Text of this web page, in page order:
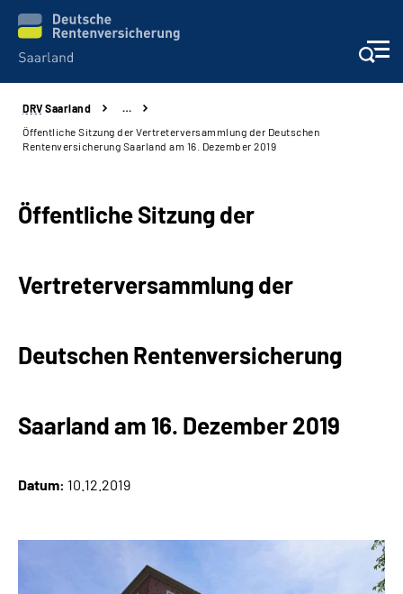
Aktuelles
Kontakt und Beratung
Über uns
Online-Services
DRV Saarland
…
Öffentliche Sitzung der Vertreterversammlung der Deutschen
Rentenversicherung Saarland am 16. Dezember 2019
Öffentliche Sitzung der
Vertreterversammlung der
Deutschen Rentenversicherung
Saarland am 16. Dezember 2019
Datum: 10.12.2019